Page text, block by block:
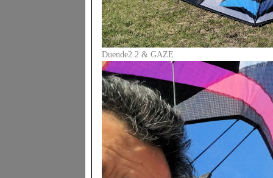
Duende2.2 & GAZE